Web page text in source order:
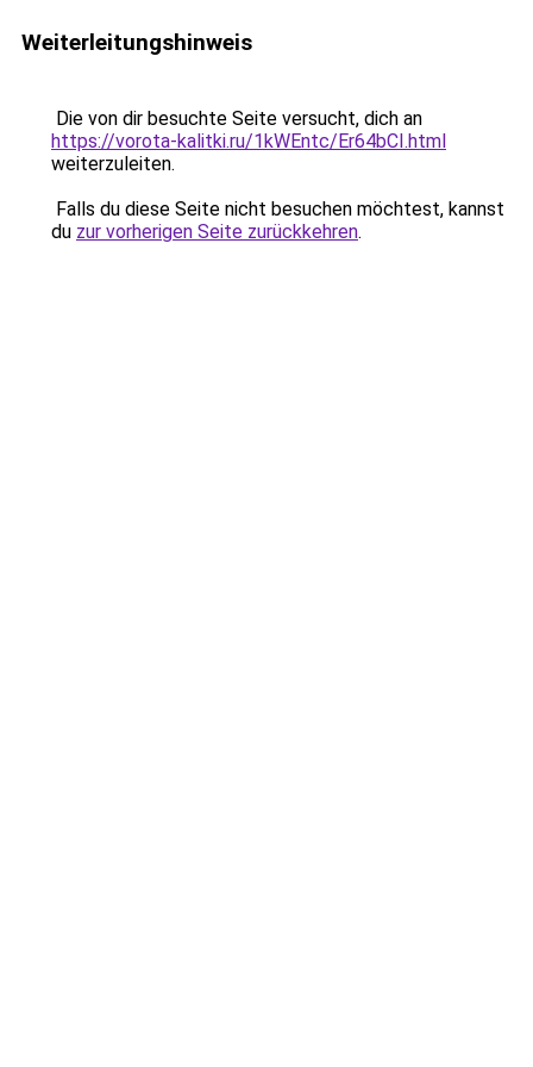
Weiterleitungshinweis
Die von dir besuchte Seite versucht, dich an
https://vorota-kalitki.ru/1kWEntc/Er64bCI.html
weiterzuleiten.
Falls du diese Seite nicht besuchen möchtest, kannst
du zur vorherigen Seite zurückkehren.